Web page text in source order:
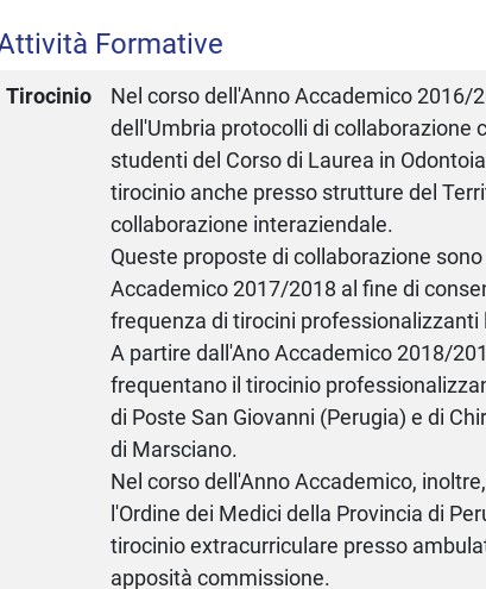
Formative
Tirocinio
Nel corso dell'Anno Accademico 2016/
dell'Umbria protocolli di collaborazione
studenti del Corso di Laurea in
tirocinio anche presso strutture del
collaborazione interaziendale.
Queste proposte di collaborazione
Accademico 2017/2018 al fine di
frequenza di tirocini
A partire dall'Ano Accademico 2018/
frequentano il tirocinio
di Poste San Giovanni (Perugia) e di
di Marsciano.
Nel corso dell'Anno Accademico,
l'Ordine dei Medici della Provincia di
tirocinio extracurriculare presso
apposità commissione.